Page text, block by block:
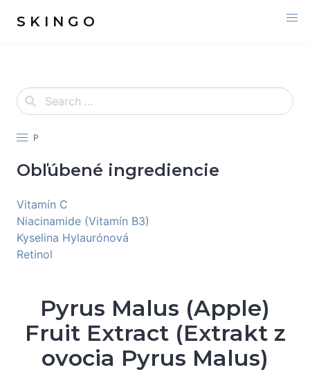
S K I N G O
P
Obľúbené ingrediencie
Vitamín C
Niacinamide (Vitamín B3)
Kyselina Hylaurónová
Retinol
Pyrus Malus (Apple)
Fruit Extract (Extrakt z
ovocia Pyrus Malus)